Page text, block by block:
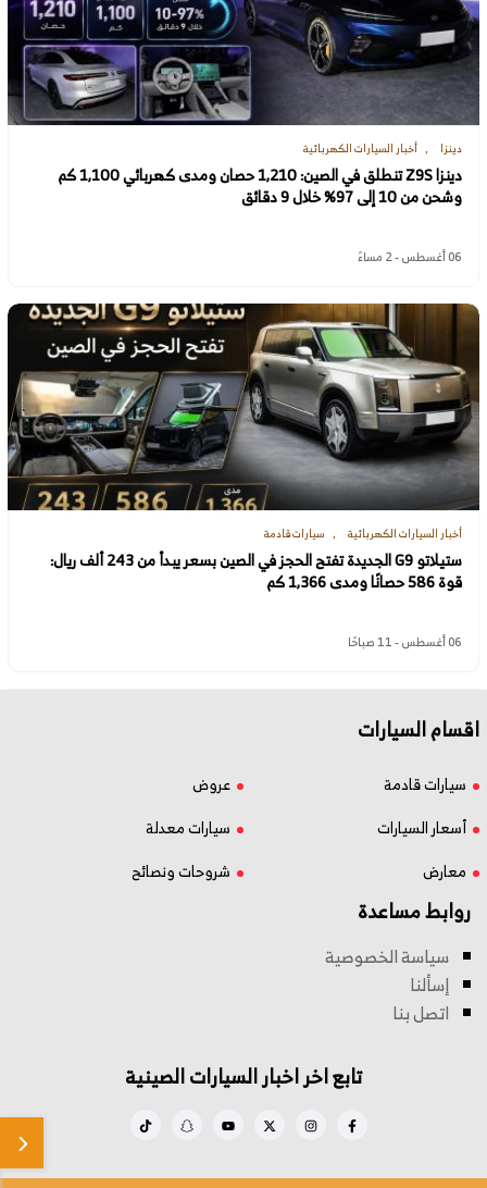
دينزا أخبار السيارات الكهربائية
دينزا Z9S تنطلق في الصين: 1,210 حصان ومدى كهربائي 1,100 كم
وشحن من 10 إلى 97% خلال 9 دقائق
06 أغسطس - 2 مساءً
أخبار السيارات الكهربائية سيارات قادمة
ستيلاتو G9 الجديدة تفتح الحجز في الصين بسعر يبدأ من 243 ألف ريال:
قوة 586 حصانًا ومدى 1,366 كم
06 أغسطس - 11 صباحًا
اقسام السيارات
سيارات قادمة
عروض
أسعار السيارات
سيارات معدلة
معارض
شروحات ونصائح
روابط مساعدة
سياسة الخصوصية
إسألنا
اتصل بنا
تابع اخر اخبار السيارات الصينية